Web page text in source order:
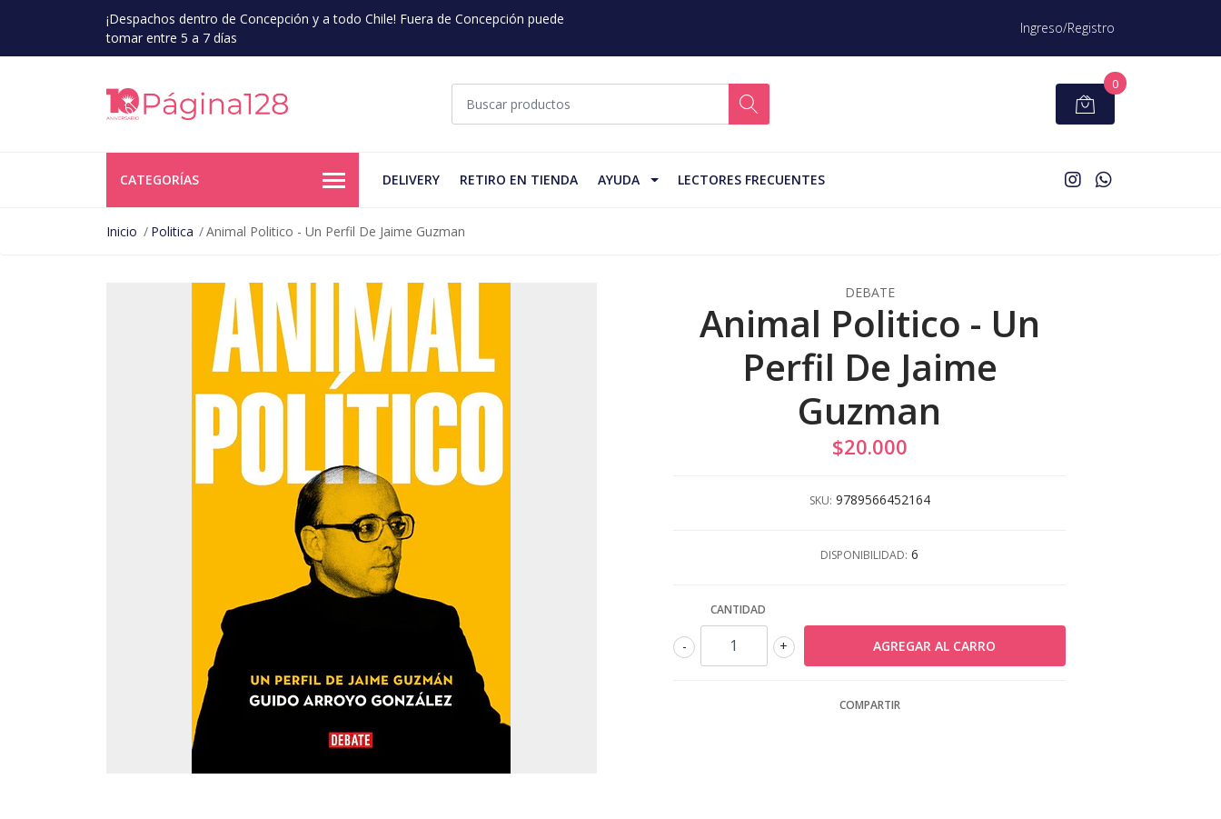
¡Despachos dentro de Concepción y a todo Chile! Fuera de Concepción puede
tomar entre 5 a 7 días
Ingreso/Registro
0
CATEGORÍAS DELIVERY RETIRO EN TIENDA AYUDA LECTORES FRECUENTES
Inicio Politica Animal Politico - Un Perfil De Jaime Guzman
DEBATE
Animal Politico - Un
Perfil De Jaime
Guzman
$20.000
SKU: 9789566452164
DISPONIBILIDAD: 6
CANTIDAD
+
-
COMPARTIR